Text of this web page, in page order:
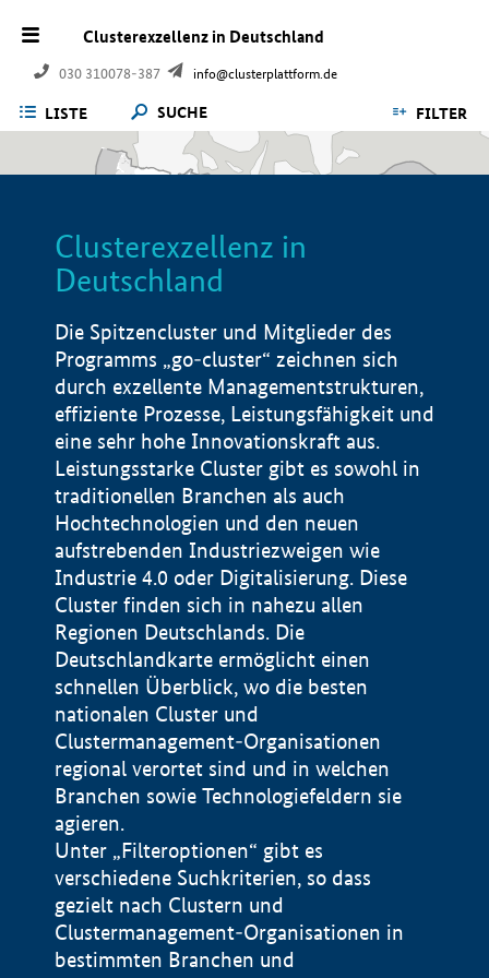
Clusterexzellenz in Deutschland
030 310078-387 info@clusterplattform.de
LISTE SUCHE FILTER
Clusterexzellenz in
Deutschland
Die Spitzencluster und Mitglieder des
Programms „go-cluster“ zeichnen sich
durch exzellente Managementstrukturen,
effiziente Prozesse, Leistungsfähigkeit und
eine sehr hohe Innovationskraft aus.
Leistungsstarke Cluster gibt es sowohl in
traditionellen Branchen als auch
Hochtechnologien und den neuen
aufstrebenden Industriezweigen wie
Industrie 4.0 oder Digitalisierung. Diese
Cluster finden sich in nahezu allen
Regionen Deutschlands. Die
Deutschlandkarte ermöglicht einen
schnellen Überblick, wo die besten
nationalen Cluster und
Clustermanagement-Organisationen
regional verortet sind und in welchen
Branchen sowie Technologiefeldern sie
agieren.
Unter „Filteroptionen“ gibt es
verschiedene Suchkriterien, so dass
gezielt nach Clustern und
Clustermanagement-Organisationen in
bestimmten Branchen und
Impressum
Datenschutzerklärung
BMWE, 2026 ©
100 km © Geobasis-DE / BKG 2015